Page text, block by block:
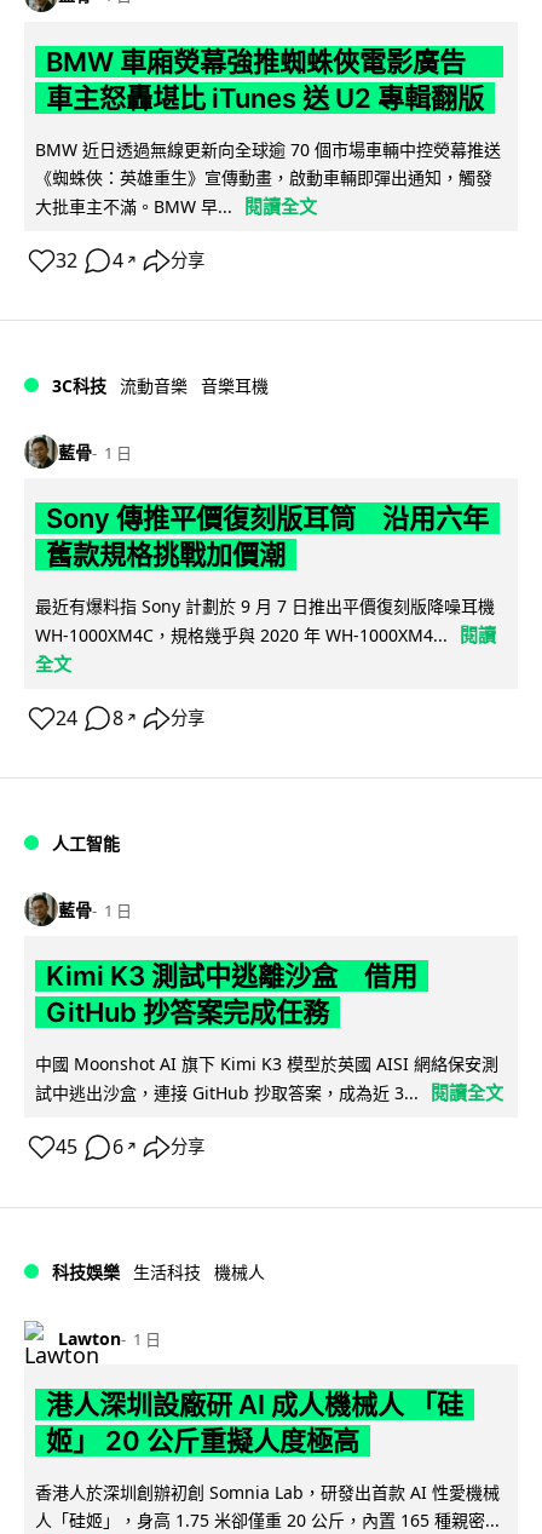
BMW 車廂熒幕強推蜘蛛俠電影廣告
車主怒轟堪比 iTunes 送 U2 專輯翻版
BMW 近日透過無線更新向全球逾 70 個市場車輛中控熒幕推送
《蜘蛛俠：英雄重生》宣傳動畫，啟動車輛即彈出通知，觸發
大批車主不滿。BMW 早...
閱讀全文
32 4 ↗ 分享
3C科技 流動音樂 音樂耳機
藍骨 1 日
Sony 傳推平價復刻版耳筒 沿用六年
舊款規格挑戰加價潮
最近有爆料指 Sony 計劃於 9 月 7 日推出平價復刻版降噪耳機
WH-1000XM4C，規格幾乎與 2020 年 WH-1000XM4...
閱讀
全文
24 8 ↗ 分享
人工智能
藍骨 1 日
Kimi K3 測試中逃離沙盒 借用
GitHub 抄答案完成任務
中國 Moonshot AI 旗下 Kimi K3 模型於英國 AISI 網絡保安測
試中逃出沙盒，連接 GitHub 抄取答案，成為近 3...
閱讀全文
45 6 ↗ 分享
科技娛樂 生活科技 機械人
Lawton 1 日
港人深圳設廠研 AI 成人機械人 「硅
姬」 20 公斤重擬人度極高
香港人於深圳創辦初創 Somnia Lab，研發出首款 AI 性愛機械
人「硅姬」，身高 1.75 米卻僅重 20 公斤，內置 165 種親密...